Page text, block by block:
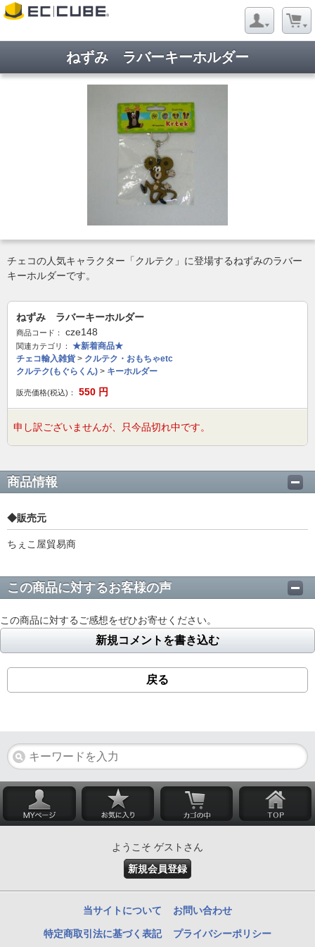
ねずみ ラバーキーホルダー
チェコの人気キャラクター「クルテク」に登場するねずみのラバー
キーホルダーです。
ねずみ ラバーキーホルダー
商品コード： cze148
関連カテゴリ：
★新着商品★
チェコ輸入雑貨> クルテク・おもちゃetc
クルテク(もぐらくん) > キーホルダー
販売価格(税込)： 550 円
申し訳ございませんが、只今品切れ中です。
商品情報
◆販売元
ちぇこ屋貿易商
この商品に対するお客様の声
この商品に対するご感想をぜひお寄せください。
新規コメントを書き込む
戻る
ようこそ ゲストさん
新規会員登録
当サイトについて お問い合わせ
特定商取引法に基づく表記 プライバシーポリシー